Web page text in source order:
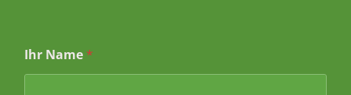
Ihr Name *